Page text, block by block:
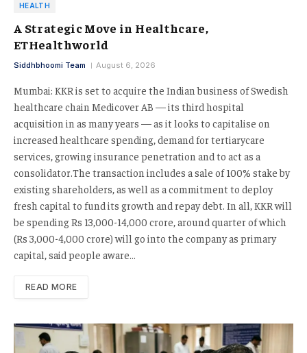
HEALTH
A Strategic Move in Healthcare,
ETHealthworld
Siddhbhoomi Team August 6, 2026
Mumbai: KKR is set to acquire the Indian business of Swedish
healthcare chain Medicover AB — its third hospital
acquisition in as many years — as it looks to capitalise on
increased healthcare spending, demand for tertiarycare
services, growing insurance penetration and to act as a
consolidator.The transaction includes a sale of 100% stake by
existing shareholders, as well as a commitment to deploy
fresh capital to fund its growth and repay debt. In all, KKR will
be spending Rs 13,000-14,000 crore, around quarter of which
(Rs 3,000-4,000 crore) will go into the company as primary
capital, said people aware…
READ MORE